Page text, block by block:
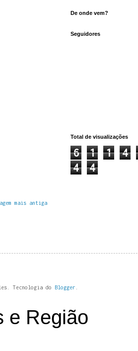
mais antiga
De onde vem?
Seguidores
Total de visualizações
6 1 1 4
4
4
Tecnologia do Blogger
e Região